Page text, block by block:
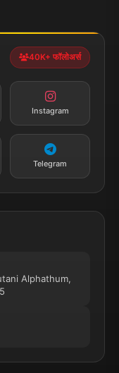
40K+ फॉलोअर्स
Instagram
Telegram
Alphathum,